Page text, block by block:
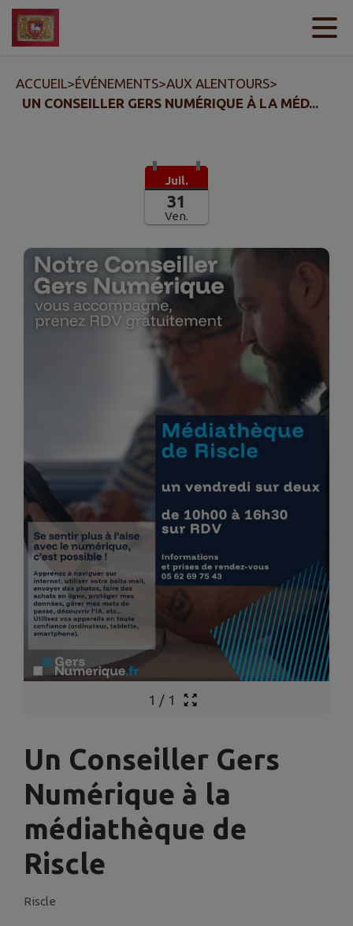
Contenu
ACCUEIL>ÉVÉNEMENTS>AUX ALENTOURS>
UN CONSEILLER GERS NUMÉRIQUE À LA MÉD...
Juil.
31
Ven.
1 / 1
Un Conseiller Gers
Numérique à la
médiathèque de
Riscle
Riscle